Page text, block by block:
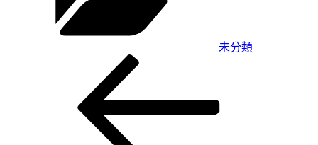
未分類